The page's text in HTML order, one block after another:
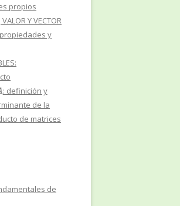
propios
Y VECTOR
y
: definición y
de la
de matrices
de